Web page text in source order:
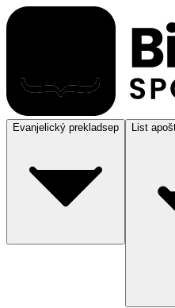
Evanjelický prekladsep List